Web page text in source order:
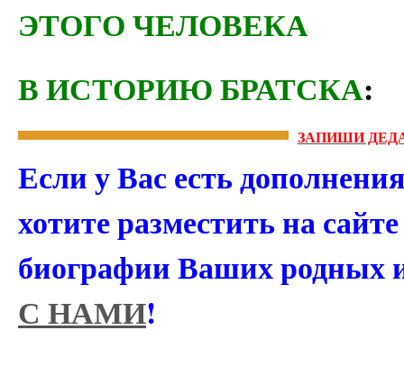
ЭТОГО ЧЕЛОВЕКА
В ИСТОРИЮ БРАТСКА:
ЗАПИШИ
Если у Вас есть
хотите разместить на
биографии Ваших родных
С НАМИ!